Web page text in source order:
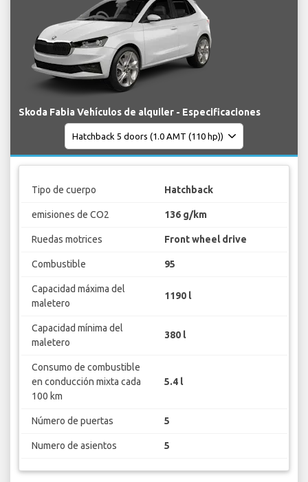
Skoda Fabia Vehículos de alquiler - Especificaciones
Tipo de cuerpo Hatchback
emisiones de CO2 136 g/km
Ruedas motrices Front wheel drive
Combustible 95
Capacidad máxima del
maletero
1190 l
Capacidad mínima del
maletero
380 l
Consumo de combustible
en conducción mixta cada
100 km
5.4 l
Número de puertas 5
Numero de asientos 5